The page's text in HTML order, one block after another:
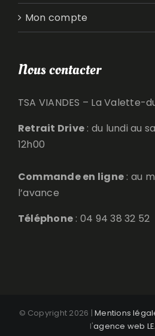
Mon compte
Nous contacter
TSA VIANDES – La Valette-
Retrait Drive : du lundi au
12h00
Commande en ligne : au
l’avance
Téléphone : 04 94 38 32 52
© Copyright 2026 |Mentions
l'agence web